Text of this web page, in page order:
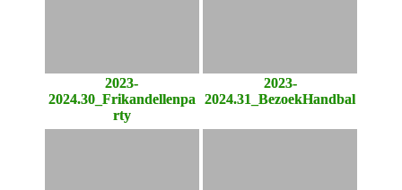
2023-
2024.30_Frikandellenpa
rty
2023-
2024.31_BezoekHandbal